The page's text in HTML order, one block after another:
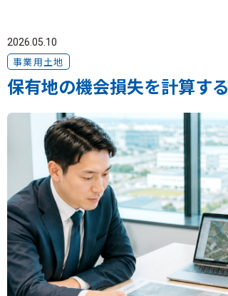
2026.05.10
事業用土地
保有地の機会損失を計算す